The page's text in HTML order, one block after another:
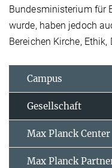
Bundesministerium für
wurde, haben jedoch
Bereichen Kirche,
Campus
Gesellschaft
Max Planck Center
Max Planck